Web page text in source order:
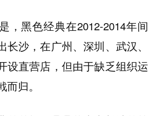
，黑色经典在2012-2014年间
长沙，在广州、深圳、武汉、
设直营店，但由于缺乏组织运
归。